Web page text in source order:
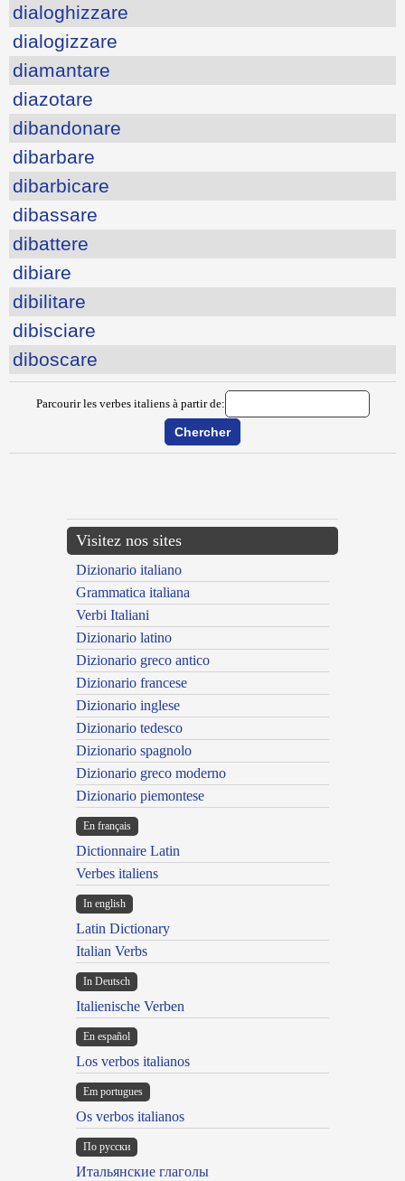
dialoghizzare
dialogizzare
diamantare
diazotare
dibandonare
dibarbare
dibarbicare
dibassare
dibattere
dibiare
dibilitare
dibisciare
diboscare
Parcourir les verbes italiens à partir de:
Visitez nos sites
Dizionario italiano
Grammatica italiana
Verbi Italiani
Dizionario latino
Dizionario greco antico
Dizionario francese
Dizionario inglese
Dizionario tedesco
Dizionario spagnolo
Dizionario greco moderno
Dizionario piemontese
En français
Dictionnaire Latin
Verbes italiens
In english
Latin Dictionary
Italian Verbs
In Deutsch
Italienische Verben
En español
Los verbos italianos
Em portugues
Os verbos italianos
По русски
Итальянские глаголы